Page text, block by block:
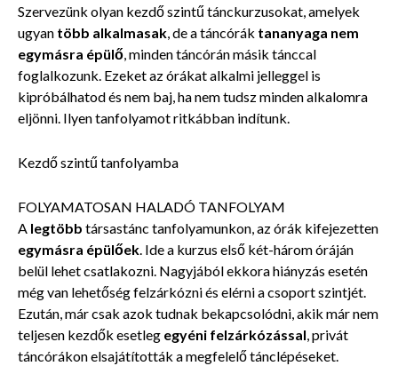
Szervezünk olyan kezdő szintű tánckurzusokat, amelyek
ugyan több alkalmasak, de a táncórák tananyaga nem
egymásra épülő, minden táncórán másik tánccal
foglalkozunk. Ezeket az órákat alkalmi jelleggel is
kipróbálhatod és nem baj, ha nem tudsz minden alkalomra
eljönni. Ilyen tanfolyamot ritkábban indítunk.
Kezdő szintű tanfolyamba
FOLYAMATOSAN HALADÓ TANFOLYAM
A legtöbb társastánc tanfolyamunkon, az órák kifejezetten
egymásra épülőek. Ide a kurzus első két-három óráján
belül lehet csatlakozni. Nagyjából ekkora hiányzás esetén
még van lehetőség felzárkózni és elérni a csoport szintjét.
Ezután, már csak azok tudnak bekapcsolódni, akik már nem
teljesen kezdők esetleg egyéni felzárkózással, privát
táncórákon elsajátították a megfelelő tánclépéseket.